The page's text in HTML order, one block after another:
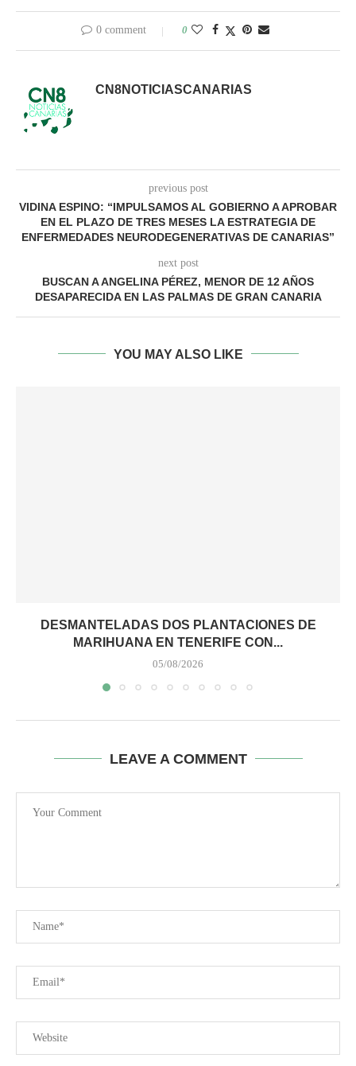
0 comment 0
CN8NOTICIASCANARIAS
previous post
VIDINA ESPINO: “IMPULSAMOS AL GOBIERNO A APROBAR
EN EL PLAZO DE TRES MESES LA ESTRATEGIA DE
ENFERMEDADES NEURODEGENERATIVAS DE CANARIAS”
next post
BUSCAN A ANGELINA PÉREZ, MENOR DE 12 AÑOS
DESAPARECIDA EN LAS PALMAS DE GRAN CANARIA
YOU MAY ALSO LIKE
DESMANTELADAS DOS PLANTACIONES DE
MARIHUANA EN TENERIFE CON...
05/08/2026
LEAVE A COMMENT